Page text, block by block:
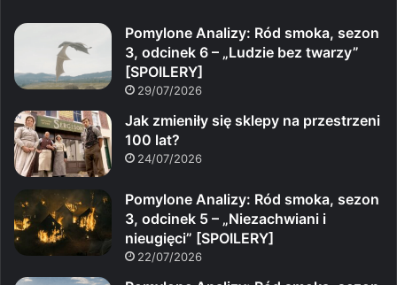
Pomylone Analizy: Ród smoka, sezon
3, odcinek 6 – „Ludzie bez twarzy”
[SPOILERY]
29/07/2026
Jak zmieniły się sklepy na przestrzeni
100 lat?
24/07/2026
Pomylone Analizy: Ród smoka, sezon
3, odcinek 5 – „Niezachwiani i
nieugięci” [SPOILERY]
22/07/2026